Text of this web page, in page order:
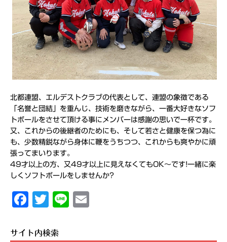
北都連盟、エルデストクラブの代表として、連盟の象徴である
「名誉と団結」を重んじ、技術を磨きながら、一番大好きなソフ
トボールをさせて頂ける事にメンバーは感謝の思いで一杯です。
又、これからの後継者のためにも、そして若さと健康を保つ為に
も、少数精鋭ながら身体に鞭をうちつつ、これからも爽やかに頑
張ってまいります。
49才以上の方、又49才以上に見えなくてもOK～です!一緒に楽
しくソフトボールをしませんか?
F
eb
T
tt
Li
サイト内検索